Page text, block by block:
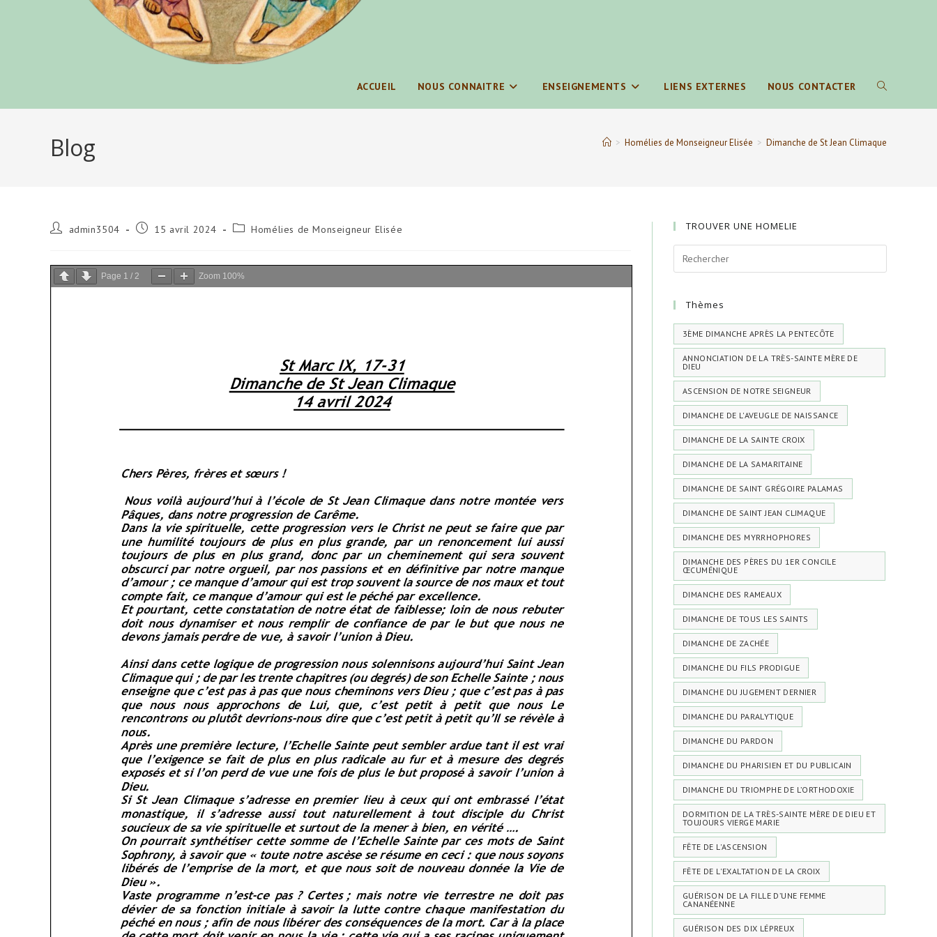
ACCUEIL NOUS CONNAITRE ENSEIGNEMENTS LIENS EXTERNES NOUS CONTACTER TOGGLE
Blog > Homélies de Monseigneur Elisée > Dimanche de St Jean Climaque
Auteur/autrice
publication :
admin3504
Publication
15 avril 2024
PostHomélies de Monseigneur Elisée
Page 1 / 2 Zoom 100%
TROUVER UNE HOMELIE
Thèmes
3ÈME DIMANCHE APRÈS LA PENTECÔTE
ANNONCIATION DE LA TRÈS-SAINTE MÈRE DE
DIEU
ASCENSION DE NOTRE SEIGNEUR
DIMANCHE DE L'AVEUGLE DE NAISSANCE
DIMANCHE DE LA SAINTE CROIX
DIMANCHE DE LA SAMARITAINE
DIMANCHE DE SAINT GRÉGOIRE PALAMAS
DIMANCHE DE SAINT JEAN CLIMAQUE
DIMANCHE DES MYRRHOPHORES
DIMANCHE DES PÈRES DU 1ER CONCILE
ŒCUMÉNIQUE
DIMANCHE DES RAMEAUX
DIMANCHE DE TOUS LES SAINTS
DIMANCHE DE ZACHÉE
DIMANCHE DU FILS PRODIGUE
DIMANCHE DU JUGEMENT DERNIER
DIMANCHE DU PARALYTIQUE
DIMANCHE DU PARDON
DIMANCHE DU PHARISIEN ET DU PUBLICAIN
DIMANCHE DU TRIOMPHE DE L’ORTHODOXIE
DORMITION DE LA TRÈS-SAINTE MÈRE DE DIEU ET
TOUJOURS VIERGE MARIE
FÊTE DE L'ASCENSION
FÊTE DE L'EXALTATION DE LA CROIX
GUÉRISON DE LA FILLE D’UNE FEMME
CANANÉENNE
GUÉRISON DES DIX LÉPREUX